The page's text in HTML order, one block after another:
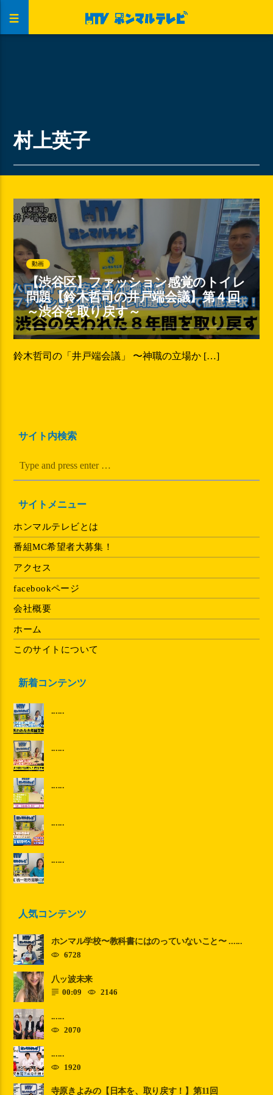
村上英子
動画
【渋谷区】ファッション感覚のトイレ
問題【鈴木哲司の井戸端会議】第４回
～渋谷を取り戻す～
鈴木哲司の「井戸端会議」 〜神職の立場か […]
サイト内検索
サイトメニュー
ホンマルテレビとは
番組MC希望者大募集！
アクセス
facebookページ
会社概要
ホーム
このサイトについて
新着コンテンツ
......
......
......
......
......
人気コンテンツ
ホンマル学校〜教科書にはのっていないこと〜 ......
6728
八ッ波未来
00:09
2146
......
2070
......
1920
寺原きよみの【日本を、取り戻す！】第11回